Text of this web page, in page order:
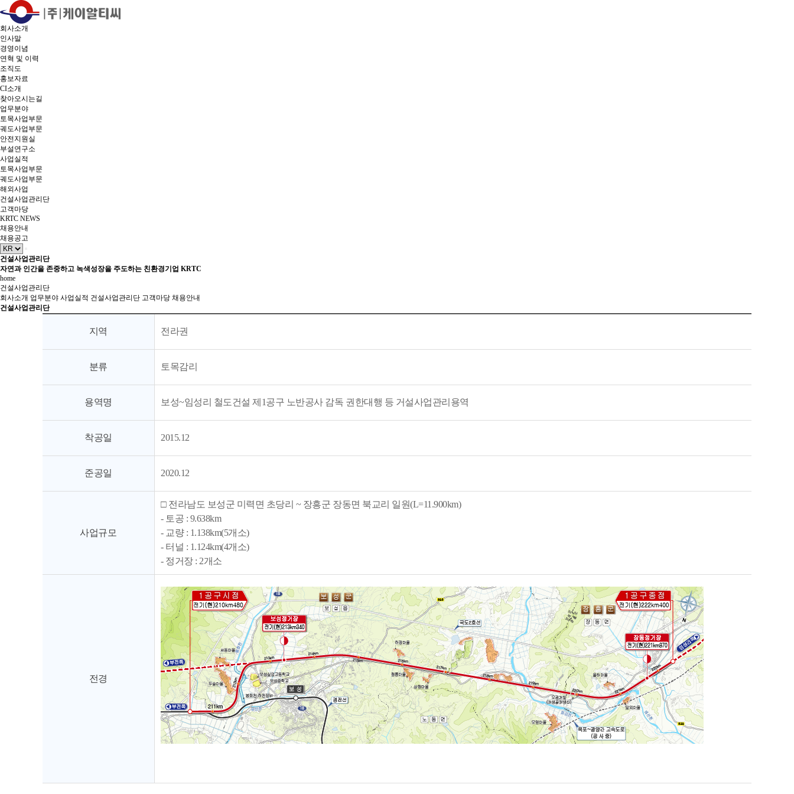
회사소개
인사말
경영이념
연혁 및 이력
조직도
홍보자료
CI소개
찾아오시는길
업무분야
토목사업부문
궤도사업부문
안전지원실
부설연구소
사업실적
토목사업부문
궤도사업부문
해외사업
건설사업관리단
고객마당
KRTC NEWS
채용안내
채용공고
건설사업관리단
자연과 인간을 존중하고 녹색성장을 주도하는 친환경기업 KRTC
home
건설사업관리단
회사소개 업무분야 사업실적 건설사업관리단 고객마당 채용안내
건설사업관리단
지역 전라권
분류 토목감리
용역명 보성~임성리 철도건설 제1공구 노반공사 감독 권한대행 등 거설사업관리용역
착공일 2015.12
준공일 2020.12
사업규모
□ 전라남도 보성군 미력면 초당리 ~ 장흥군 장동면 북교리 일원(L=11.900km)
- 토공 : 9.638km
- 교량 : 1.138km(5개소)
- 터널 : 1.124km(4개소)
- 정거장 : 2개소
전경